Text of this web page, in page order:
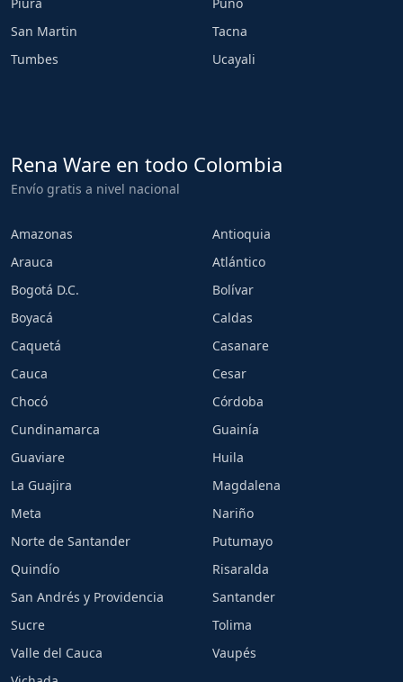
San Martin
Tacna
Tumbes
Ucayali
Rena Ware en todo Colombia
Envío gratis a nivel nacional
Amazonas
Antioquia
Arauca
Atlántico
Bogotá D.C.
Bolívar
Boyacá
Caldas
Caquetá
Casanare
Cauca
Cesar
Chocó
Córdoba
Cundinamarca
Guainía
Guaviare
Huila
La Guajira
Magdalena
Meta
Nariño
Norte de Santander
Putumayo
Quindío
Risaralda
San Andrés y Providencia
Santander
Sucre
Tolima
Valle del Cauca
Vaupés